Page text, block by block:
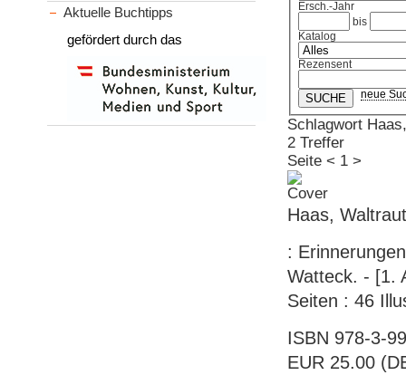
Ersch.-Jahr
bis
Katalog
Rezensent
neue
Schlagwort
2 Treffer
Seite < 1 >
Haas,
:
Watteck. - [1.
Seiten : 46
ISBN 978-3-
EUR 25.00
Aktuelle Buchtipps
gefördert durch das